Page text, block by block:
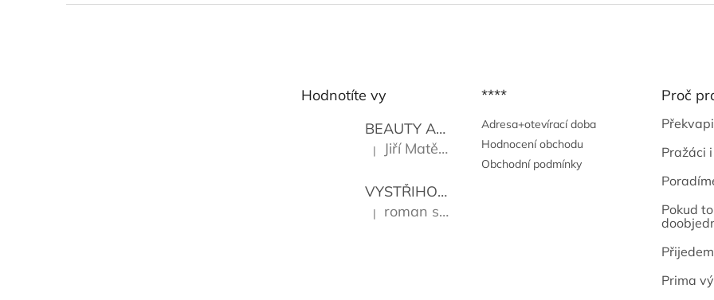
Hodnotíte vy
BEAUTY AND THE BEAT
Go Go's
Hodnocení produktu je 5 z 5 hvězdiček.
| Jiří Matějů
VYSTŘIHOVÁNKY - PRAŽSKÉ PAMÁTKY Kropáček
Hodnocení produktu je 5 z 5 hvězdiček.
| roman sekanina
****
Adresa+otevírací doba
Hodnocení obchodu
Obchodní podmínky
Proč
Pražáci
Pokud
Prima